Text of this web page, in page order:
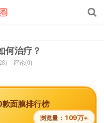
何治疗？
评论(0)
款面膜排行榜
浏览量： 109万+